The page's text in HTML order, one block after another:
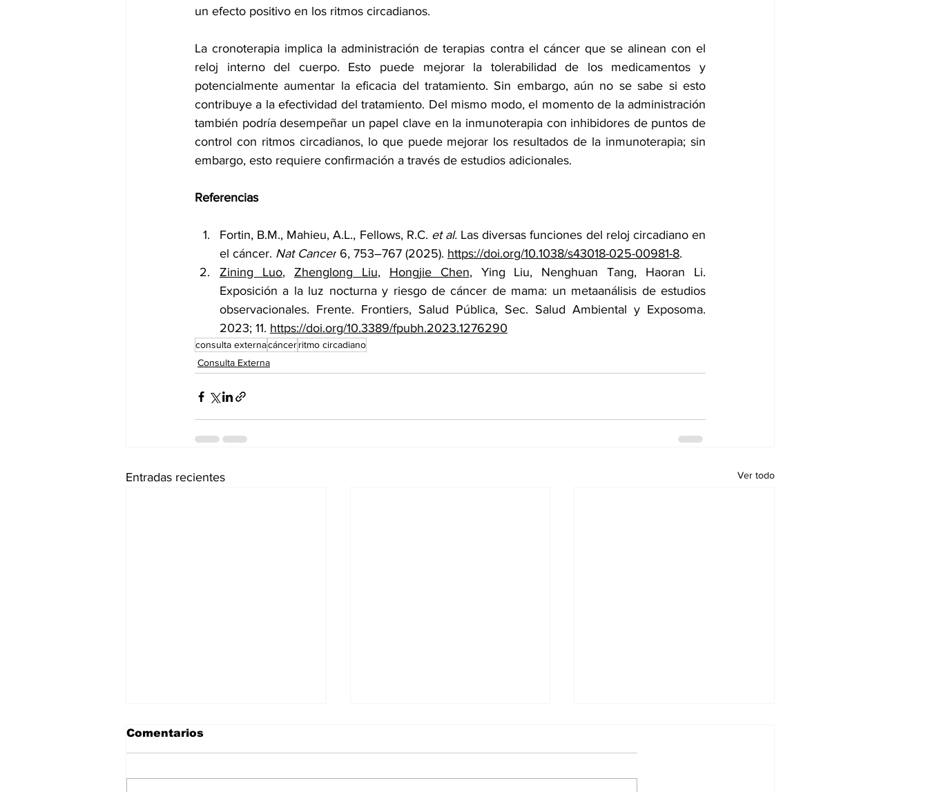
un efecto positivo en los ritmos circadianos.
La cronoterapia implica la administración de terapias contra el cáncer que se alinean con el
reloj interno del cuerpo. Esto puede mejorar la tolerabilidad de los medicamentos y
potencialmente aumentar la eficacia del tratamiento. Sin embargo, aún no se sabe si esto
contribuye a la efectividad del tratamiento. Del mismo modo, el momento de la administración
también podría desempeñar un papel clave en la inmunoterapia con inhibidores de puntos de
control con ritmos circadianos, lo que puede mejorar los resultados de la inmunoterapia; sin
embargo, esto requiere confirmación a través de estudios adicionales.
Referencias
Fortin, B.M., Mahieu, A.L., Fellows, R.C. et al. Las diversas funciones del reloj circadiano en
el cáncer. Nat Cancer 6, 753–767 (2025). https://doi.org/10.1038/s43018-025-00981-8.
Zining Luo, Zhenglong Liu, Hongjie Chen, Ying Liu, Nenghuan Tang, Haoran Li.
Exposición a la luz nocturna y riesgo de cáncer de mama: un metaanálisis de estudios
observacionales. Frente. Frontiers, Salud Pública, Sec. Salud Ambiental y Exposoma.
2023; 11. https://doi.org/10.3389/fpubh.2023.1276290
consulta externacáncerritmo circadiano
Consulta Externa
Entradas recientes Ver todo
Comentarios